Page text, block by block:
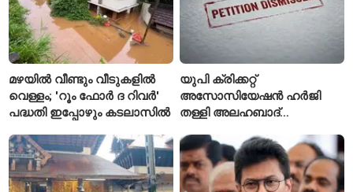
മഴയിൽ വീണ്ടും വീടുകളിൽ
വെള്ളം; 'റൂം ഫോർ ദ റിവർ'
പദ്ധതി ഇപ്പോഴും കടലാസിൽ
യുപി ക്രിക്കറ്റ്
അസോസിയേഷൻ ഹർജി
തള്ളി അലഹബാദ്